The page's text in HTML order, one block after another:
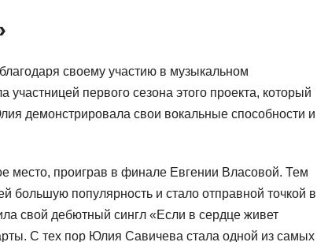
своему участию в музыкальном
участницей первого сезона этого проекта, который
демонстрировала свои вокальные способности и
место, проиграв в финале Евгении Власовой. Тем
большую популярность и стало отправной точкой в
свой дебютный сингл «Если в сердце живет
С тех пор Юлия Савичева стала одной из самых